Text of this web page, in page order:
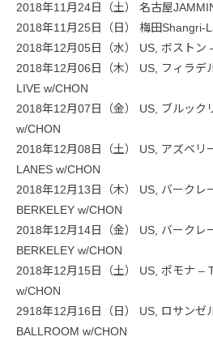
2018年11月24日（土） 名古屋
2018年11月25日（日） 梅田Shangri-
2018年12月05日（水） US, ボストン
2018年12月06日（木） US, フィラデ
LIVE w/CHON
2018年12月07日（金） US, ブルック
w/CHON
2018年12月08日（土） US, アズベリ
LANES w/CHON
2018年12月13日（木） US, バークレ
BERKELEY w/CHON
2018年12月14日（金） US, バークレ
BERKELEY w/CHON
2018年12月15日（土） US, ポモナ –
w/CHON
2918年12月16日（日） US, ロサンゼ
BALLROOM w/CHON